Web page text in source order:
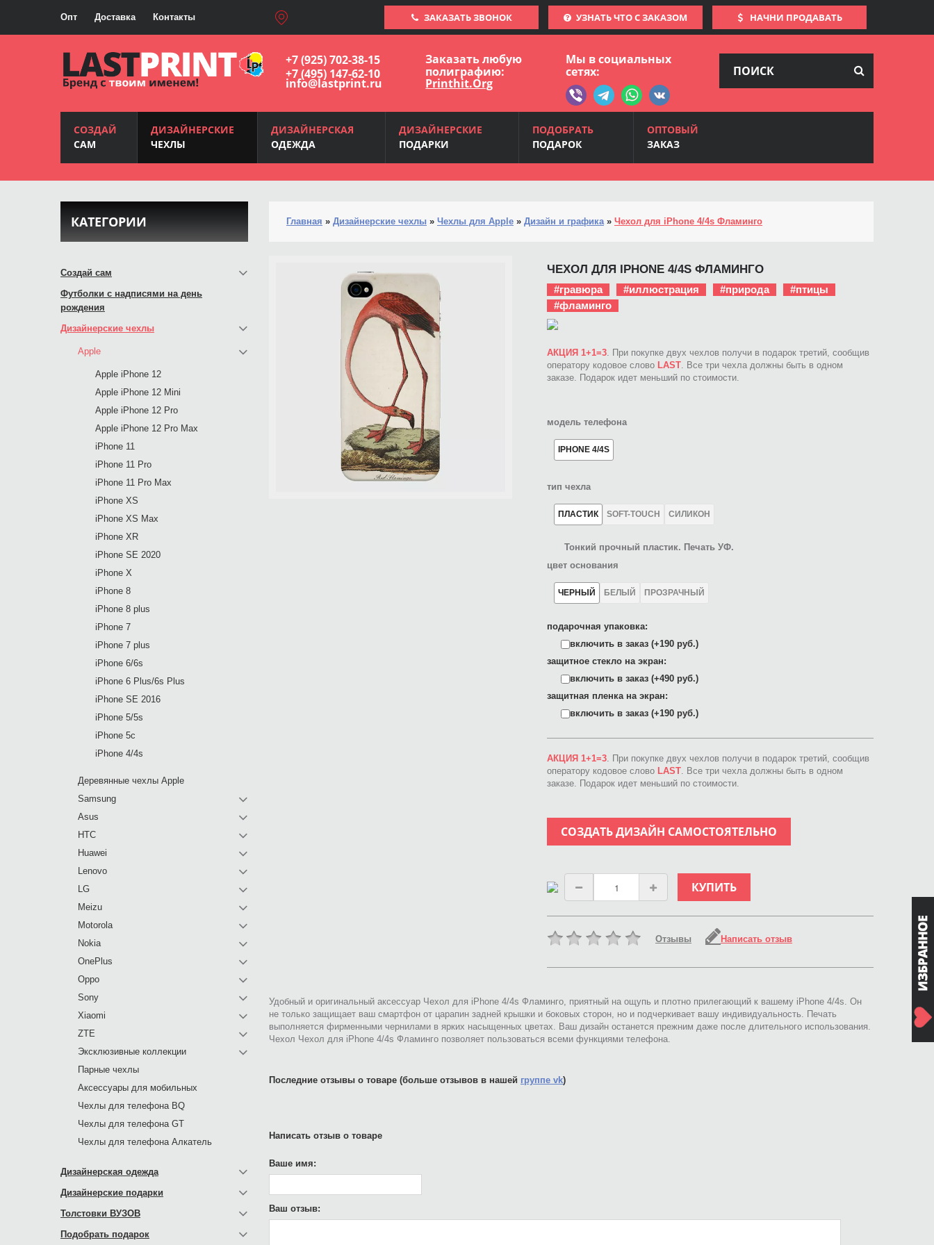
Опт Доставка Контакты ЗАКАЗАТЬ ЗВОНОК УЗНАТЬ ЧТО С ЗАКАЗОМ НАЧНИ ПРОДАВАТЬ
+7 (925) 702-38-15
+7 (495) 147-62-10
info@lastprint.ru
Заказать любую
полиграфию:
Printhit.Org
Мы в социальных
сетях:
СОЗДАЙ
САМ
ДИЗАЙНЕРСКИЕ
ЧЕХЛЫ
ДИЗАЙНЕРСКАЯ
ОДЕЖДА
ДИЗАЙНЕРСКИЕ
ПОДАРКИ
ПОДОБРАТЬ
ПОДАРОК
ОПТОВЫЙ
ЗАКАЗ
Главная » Дизайнерские чехлы » Чехлы для Apple » Дизайн и графика» Чехол для iPhone 4/4s Фламинго
ЧЕХОЛ ДЛЯ IPHONE 4/4S ФЛАМИНГО
#гравюра #иллюстрация #природа
#птицы
#фламинго
АКЦИЯ 1+1=3. При покупке двух чехлов получи в подарок третий, сообщив
оператору кодовое слово LAST. Все три чехла должны быть в одном
заказе. Подарок идет меньший по стоимости.
модель телефона
IPHONE 4/4S
тип чехла
ПЛАСТИК SOFT-TOUCH СИЛИКОН
Тонкий прочный пластик. Печать УФ.
цвет основания
ЧЕРНЫЙ БЕЛЫЙ ПРОЗРАЧНЫЙ
подарочная упаковка:
включить в заказ (+190 руб.)
защитное стекло на экран:
включить в заказ (+490 руб.)
защитная пленка на экран:
включить в заказ (+190 руб.)
АКЦИЯ 1+1=3. При покупке двух чехлов получи в подарок третий, сообщив
оператору кодовое слово LAST. Все три чехла должны быть в одном
заказе. Подарок идет меньший по стоимости.
СОЗДАТЬ ДИЗАЙН САМОСТОЯТЕЛЬНО
КУПИТЬ
Отзывы Написать отзыв
Удобный и оригинальный аксессуар Чехол для iPhone 4/4s Фламинго, приятный на ощупь и плотно прилегающий к вашему iPhone 4/4s. Он
не только защищает ваш смартфон от царапин задней крышки и боковых сторон, но и подчеркивает вашу индивидуальность. Печать
выполняется фирменными чернилами в ярких насыщенных цветах. Ваш дизайн останется прежним даже после длительного использования.
Чехол Чехол для iPhone 4/4s Фламинго позволяет пользоваться всеми функциями телефона.
Последние отзывы о товаре (больше отзывов в нашей группе vk)
Написать отзыв о товаре
Ваше имя:
Ваш отзыв:
КАТЕГОРИИ
Создай сам
Футболки с надписями на день
рождения
Дизайнерские чехлы
Apple
Apple iPhone 12
Apple iPhone 12 Mini
Apple iPhone 12 Pro
Apple iPhone 12 Pro Max
iPhone 11
iPhone 11 Pro
iPhone 11 Pro Max
iPhone XS
iPhone XS Max
iPhone XR
iPhone SE 2020
iPhone X
iPhone 8
iPhone 8 plus
iPhone 7
iPhone 7 plus
iPhone 6/6s
iPhone 6 Plus/6s Plus
iPhone SE 2016
iPhone 5/5s
iPhone 5c
iPhone 4/4s
Деревянные чехлы Apple
Samsung
Asus
HTC
Huawei
Lenovo
LG
Meizu
Motorola
Nokia
OnePlus
Oppo
Sony
Xiaomi
ZTE
Эксклюзивные коллекции
Парные чехлы
Аксессуары для мобильных
Чехлы для телефона BQ
Чехлы для телефона GT
Чехлы для телефона Алкатель
Дизайнерская одежда
Дизайнерские подарки
Толстовки ВУЗОВ
Подобрать подарок